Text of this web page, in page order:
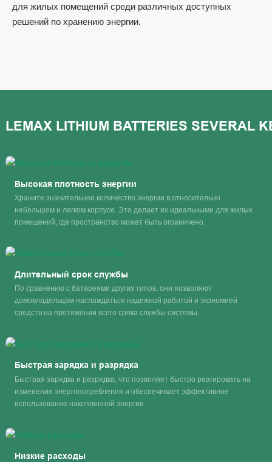
для жилых помещений среди различных доступных
решений по хранению энергии.
Высокая плотность энергии
Храните значительное количество энергии в относительно
небольшом и легком корпусе. Это делает их идеальными для жилых
помещений, где пространство может быть ограничено.
Длительный срок службы
По сравнению с батареями других типов, они позволяют
домовладельцам наслаждаться надежной работой и экономией
средств на протяжении всего срока службы системы.
Быстрая зарядка и разрядка
Быстрая зарядка и разрядка, что позволяет быстро реагировать на
изменения энергопотребления и обеспечивает эффективное
использование накопленной энергии.
Низкие расходы